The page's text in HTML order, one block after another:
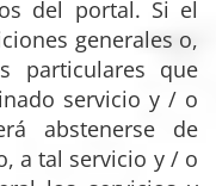
del portal. Si el
generales o,
particulares que
servicio y / o
abstenerse de
a tal servicio y / o